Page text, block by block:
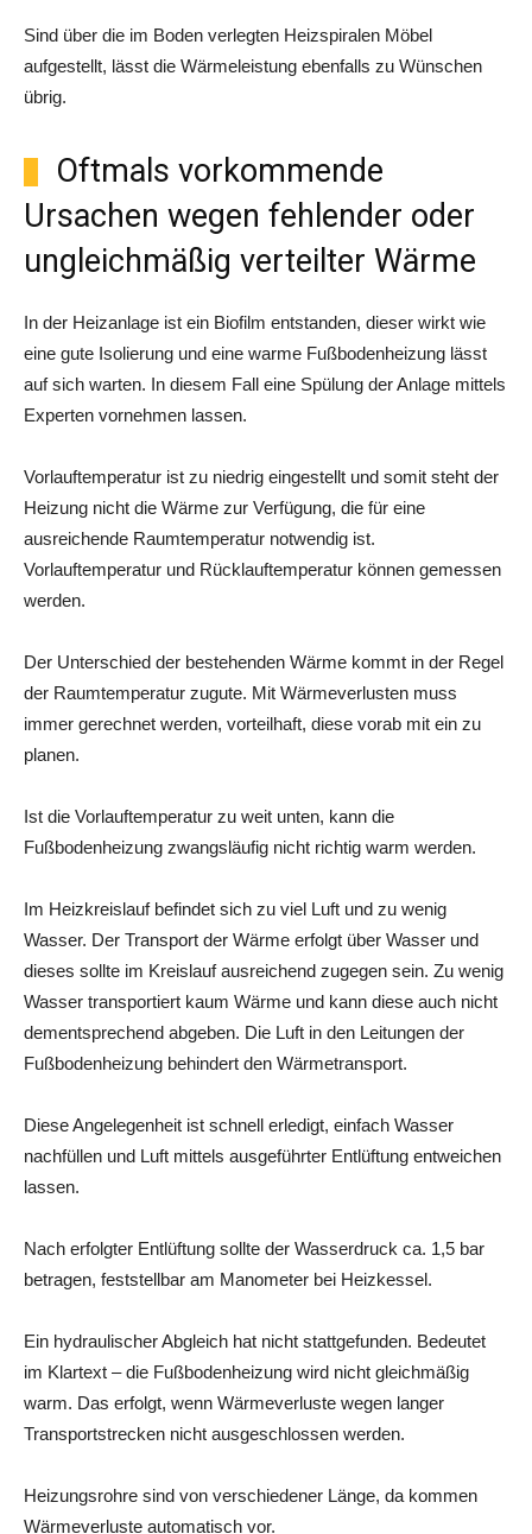
Sind über die im Boden verlegten Heizspiralen Möbel
aufgestellt, lässt die Wärmeleistung ebenfalls zu Wünschen
übrig.
Oftmals vorkommende
Ursachen wegen fehlender oder
ungleichmäßig verteilter Wärme
In der Heizanlage ist ein Biofilm entstanden, dieser wirkt wie
eine gute Isolierung und eine warme Fußbodenheizung lässt
auf sich warten. In diesem Fall eine Spülung der Anlage mittels
Experten vornehmen lassen.
Vorlauftemperatur ist zu niedrig eingestellt und somit steht der
Heizung nicht die Wärme zur Verfügung, die für eine
ausreichende Raumtemperatur notwendig ist.
Vorlauftemperatur und Rücklauftemperatur können gemessen
werden.
Der Unterschied der bestehenden Wärme kommt in der Regel
der Raumtemperatur zugute. Mit Wärmeverlusten muss
immer gerechnet werden, vorteilhaft, diese vorab mit ein zu
planen.
Ist die Vorlauftemperatur zu weit unten, kann die
Fußbodenheizung zwangsläufig nicht richtig warm werden.
Im Heizkreislauf befindet sich zu viel Luft und zu wenig
Wasser. Der Transport der Wärme erfolgt über Wasser und
dieses sollte im Kreislauf ausreichend zugegen sein. Zu wenig
Wasser transportiert kaum Wärme und kann diese auch nicht
dementsprechend abgeben. Die Luft in den Leitungen der
Fußbodenheizung behindert den Wärmetransport.
Diese Angelegenheit ist schnell erledigt, einfach Wasser
nachfüllen und Luft mittels ausgeführter Entlüftung entweichen
lassen.
Nach erfolgter Entlüftung sollte der Wasserdruck ca. 1,5 bar
betragen, feststellbar am Manometer bei Heizkessel.
Ein hydraulischer Abgleich hat nicht stattgefunden. Bedeutet
im Klartext – die Fußbodenheizung wird nicht gleichmäßig
warm. Das erfolgt, wenn Wärmeverluste wegen langer
Transportstrecken nicht ausgeschlossen werden.
Heizungsrohre sind von verschiedener Länge, da kommen
Wärmeverluste automatisch vor.